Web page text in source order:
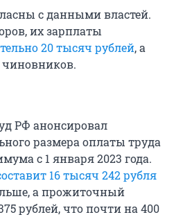
с данными властей.
их зарплаты
20 тысяч рублей, а
РФ анонсировал
размера оплаты труда
с 1 января 2023 года.
16 тысяч 242 рубля
а прожиточный
рублей, что почти на 400